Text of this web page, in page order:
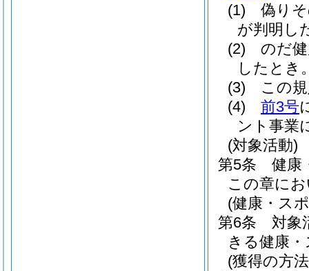
(1)
偽り
が判明し
(2)
のだ
したとき
(3)
この
(4)
前3号
ント事業
(対象活動)
第5条
健康
この章に
(健康・ス
第6条
対象
きる健康
(獲得の方